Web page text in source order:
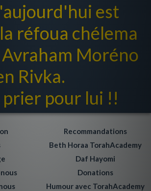
est
réfoua chélema
Avraham Moréno
Rivka.
pour lui !!
Recommandations
Beth Horaa TorahAcademy
Daf Hayomi
Donations
Humour avec TorahAcademy